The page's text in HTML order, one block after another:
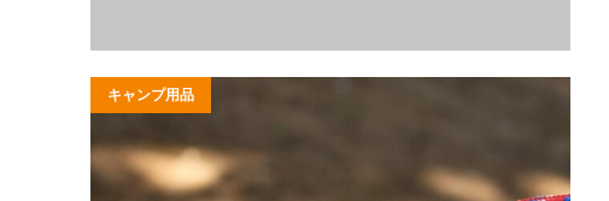
キャンプ用品